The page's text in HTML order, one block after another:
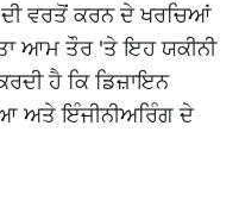
ਦੀ ਵਰਤੋਂ ਕਰਨ ਦੇ ਖਰਚਿਆਂ
ਆਮ ਤੌਰ 'ਤੇ ਇਹ ਯਕੀਨੀ
ਹੈ ਕਿ ਡਿਜ਼ਾਇਨ
ਅਤੇ ਇੰਜੀਨੀਅਰਿੰਗ ਦੇ